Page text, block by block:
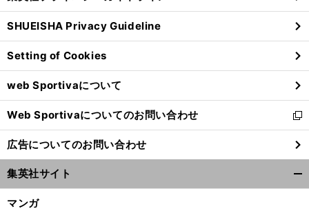
る
ウ
ィ
ン
ド
ウ
で
開
く
SHUEISHA Privacy Guideline
Setting of Cookies
web Sportivaについて
Web Sportivaについてのお問い合わせ
新
し
い
ウ
ィ
ン
広告についてのお問い合わせ
集英社サイト
マンガ